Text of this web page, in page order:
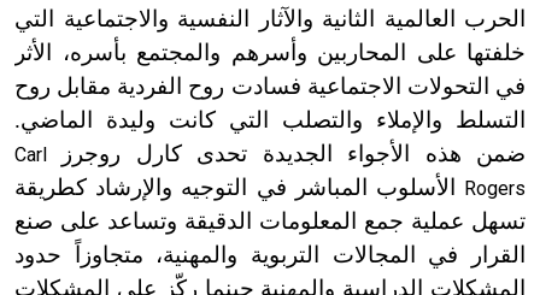
الحرب العالمية الثانية والآثار النفسية والاجتماعية التي
خلفتها على المحاربين وأسرهم والمجتمع بأسره، الأثر
في التحولات الاجتماعية فسادت روح الفردية مقابل روح
التسلط والإملاء والتصلب التي كانت وليدة الماضي.
ضمن هذه الأجواء الجديدة تحدى كارل روجرز
Carl
Rogers
الأسلوب المباشر في التوجيه والإرشاد كطريقة
تسهل عملية جمع المعلومات الدقيقة وتساعد على صنع
القرار في المجالات التربوية والمهنية، متجاوزاً حدود
المشكلات الدراسية والمهنية حينما ركّز على المشكلات